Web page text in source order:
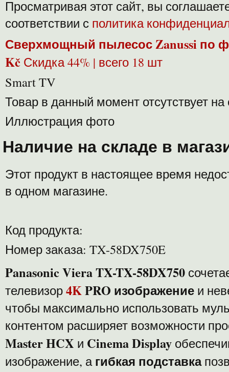
Просматривая этот сайт, вы
соответствии с политика
Сверхмощный пылесос Zanussi по
Kč Скидка 44% | всего 18 шт
Smart TV
Товар в данный момент отсутствует на
Иллюстрация фото
Наличие на складе в
Этот продукт в настоящее время
в одном магазине.
Код продукта:
Номер заказа: TX-58DX750E
Panasonic Viera TX-TX-58DX750
телевизор4KPRO изображение и
чтобы максимально использовать
контентом расширяет возможности
Master HCX и Cinema Display
изображение, агибкая подставка